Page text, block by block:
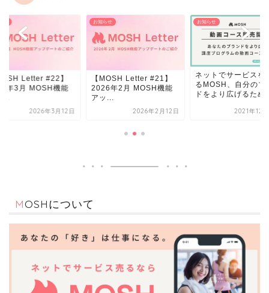
Letter #21】
年2月 MOSH機能
2026年2月12日
お知らせ
ネットでサービスを売れ
るMOSH、自分のブラン
ドをより広げるための...
2021年12月21日
お知らせ
【MOSH Letter #22
2026年3月 MOSH
アッ...
2026年3
MOSHについて